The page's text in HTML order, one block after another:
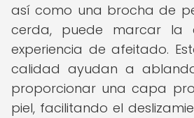
así como una brocha de
cerda, puede marcar la
experiencia de afeitado.
calidad ayudan a
proporcionar una capa
piel, facilitando el